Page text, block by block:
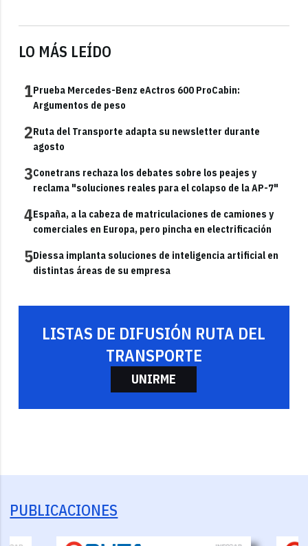
LO MÁS LEÍDO
1Prueba Mercedes-Benz eActros 600 ProCabin:
Argumentos de peso
2Ruta del Transporte adapta su newsletter durante
agosto
3Conetrans rechaza los debates sobre los peajes y
reclama "soluciones reales para el colapso de la AP-7"
4España, a la cabeza de matriculaciones de camiones y
comerciales en Europa, pero pincha en electrificación
5Diessa implanta soluciones de inteligencia artificial en
distintas áreas de su empresa
LISTAS DE DIFUSIÓN RUTA DEL
TRANSPORTE
UNIRME
PUBLICACIONES